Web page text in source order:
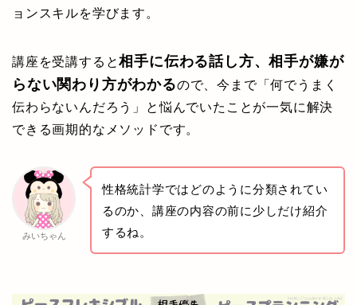
ョンスキルを学びます。
講座を受講すると相手に伝わる話し方、相手が嫌が
らない関わり方がわかるので、今まで「何でうまく
伝わらないんだろう」と悩んでいたことが一気に解決
できる画期的なメソッドです。
みいちゃん
性格統計学ではどのように分類されてい
るのか、講座の内容の前に少しだけ紹介
するね。